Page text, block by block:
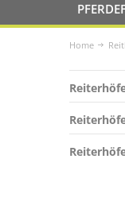
Home